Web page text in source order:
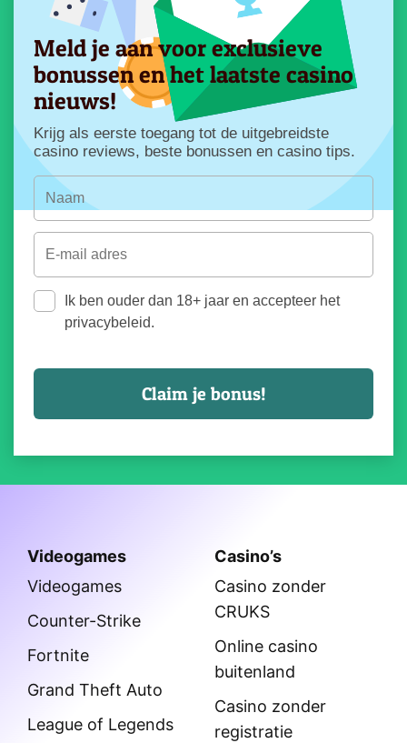
Meld je aan voor exclusieve
bonussen en het laatste casino
nieuws!
Krijg als eerste toegang tot de uitgebreidste
casino reviews, beste bonussen en casino tips.
Ik ben ouder dan 18+ jaar en accepteer het
privacybeleid.
Videogames
Videogames
Counter-Strike
Fortnite
Grand Theft Auto
League of Legends
Casino’s
Casino zonder
CRUKS
Online casino
buitenland
Casino zonder
registratie